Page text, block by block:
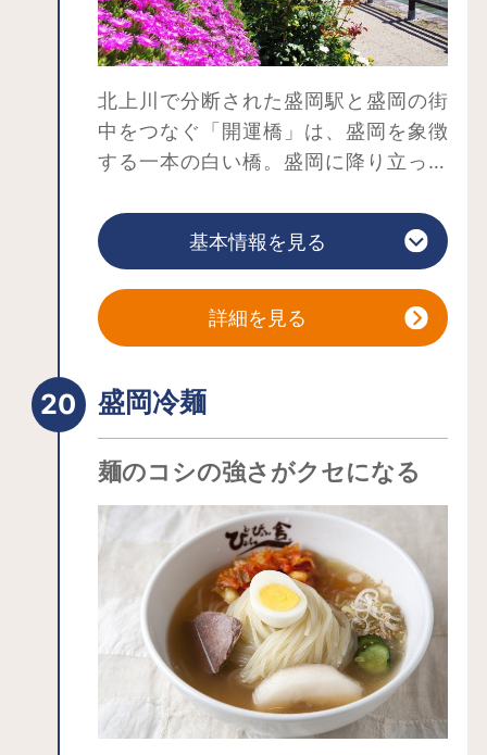
葉、雪景色…四季折々の風景を湖ととも
にお楽しみください。
北上川で分断された盛岡駅と盛岡の街
中をつなぐ「開運橋」は、盛岡を象徴
する一本の白い橋。盛岡に降り立った
し。
別名は「二度泣き橋」。転勤で盛岡に
泣きながら渡り、住んでみると盛岡の
人の温かさと優しさに触れ、去る時は
というのが由来だとか。
かたわらの花壇に咲く花々、夜間のラ
イトアップ、背景に広がる花火など、
せてくれる開運橋。天気がよければ、
岩手県最高峰・標高2000mを超える岩
手山の雄大な姿を眺められることもで
きるビュースポットです。
基本情報を見る
詳細を見る
盛岡冷麺
麺のコシの強さがクセになる